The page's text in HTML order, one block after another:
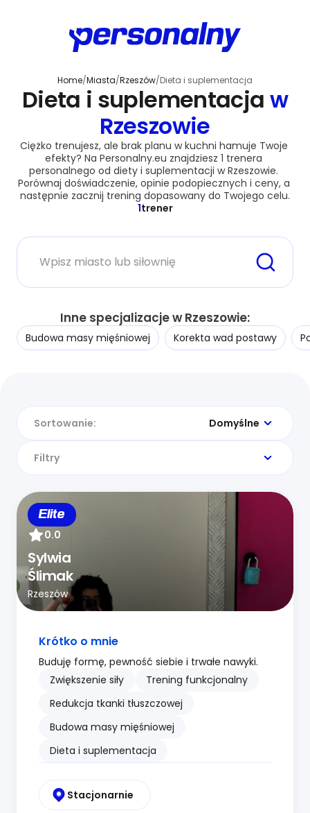
Home/Miasta/Rzeszów/Dieta i suplementacja
Dieta i suplementacja w
Rzeszowie
Ciężko trenujesz, ale brak planu w kuchni hamuje Twoje
efekty? Na Personalny.eu znajdziesz 1 trenera
personalnego od diety i suplementacji w Rzeszowie.
Porównaj doświadczenie, opinie podopiecznych i ceny, a
następnie zacznij trening dopasowany do Twojego celu.
1trener
Miasto lub siłownia
Inne specjalizacje w Rzeszowie:
Budowa masy mięśniowej Korekta wad postawy
Sortowanie: Domyślne
Filtry
Elite
0.0
Sylwia
Ślimak
Rzeszów
Krótko o mnie
Buduję formę, pewność siebie i trwałe nawyki.
Zwiększenie siły
Trening funkcjonalny
Redukcja tkanki tłuszczowej
Budowa masy mięśniowej
Dieta i suplementacja
Stacjonarnie